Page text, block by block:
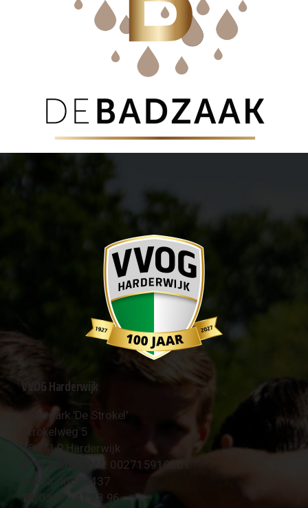
VVOG Harderwijk
Sportpark 'De Strokel'
Strokelweg 5
3847 LR Harderwijk
BTW Nummer NL 002715910B01
KvK Nr 40094437
☎︎ 0341 - 41 28 96